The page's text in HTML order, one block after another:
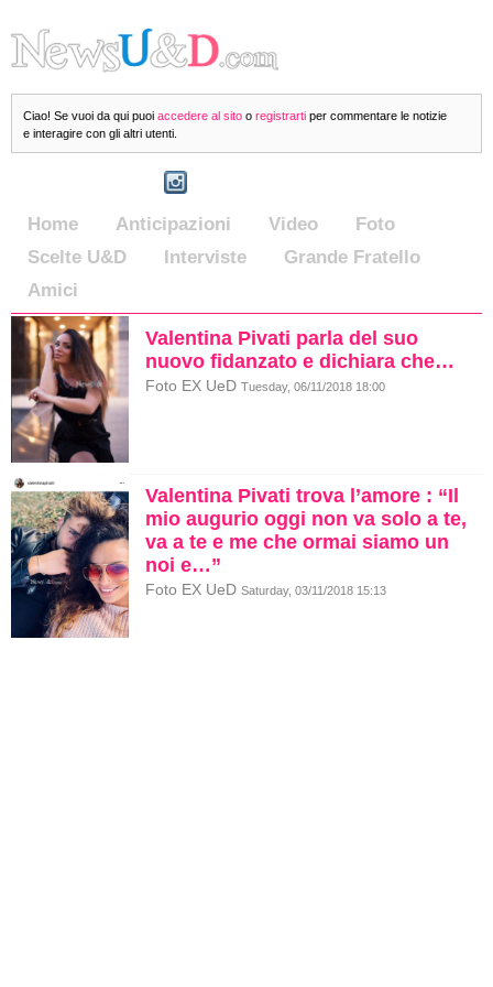
Ciao! Se vuoi da qui puoi accedere al sito o registrarti per commentare le notizie
e interagire con gli altri utenti.
Home Anticipazioni Video
Foto
Scelte U&D
Interviste
Grande Fratello
Amici
Valentina Pivati parla del suo
nuovo fidanzato e dichiara che…
Foto EX UeD Tuesday, 06/11/2018 18:00
Valentina Pivati trova l’amore : “Il
mio augurio oggi non va solo a te,
va a te e me che ormai siamo un
noi e…”
Foto EX UeD Saturday, 03/11/2018 15:13